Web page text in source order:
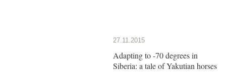
27.11.2015
Adapting to -70 degrees in
Siberia: a tale of Yakutian horses